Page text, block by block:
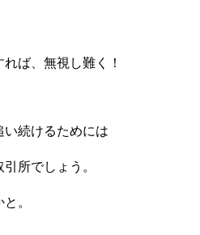
ば、無視し難く！
続けるためには
所でしょう。
。